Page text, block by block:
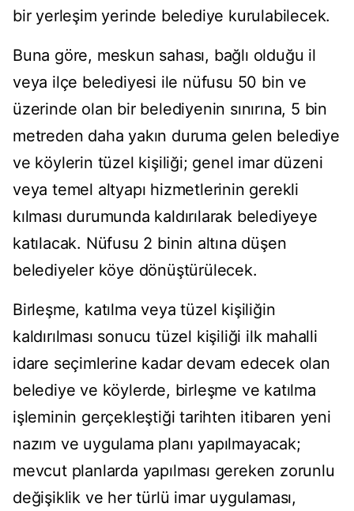
bir yerleşim yerinde belediye kurulabilecek.
Buna göre, meskun sahası, bağlı olduğu il
veya ilçe belediyesi ile nüfusu 50 bin ve
üzerinde olan bir belediyenin sınırına, 5 bin
metreden daha yakın duruma gelen belediye
ve köylerin tüzel kişiliği; genel imar düzeni
veya temel altyapı hizmetlerinin gerekli
kılması durumunda kaldırılarak belediyeye
katılacak. Nüfusu 2 binin altına düşen
belediyeler köye dönüştürülecek.
Birleşme, katılma veya tüzel kişiliğin
kaldırılması sonucu tüzel kişiliği ilk mahalli
idare seçimlerine kadar devam edecek olan
belediye ve köylerde, birleşme ve katılma
işleminin gerçekleştiği tarihten itibaren yeni
nazım ve uygulama planı yapılmayacak;
mevcut planlarda yapılması gereken zorunlu
değişiklik ve her türlü imar uygulaması,